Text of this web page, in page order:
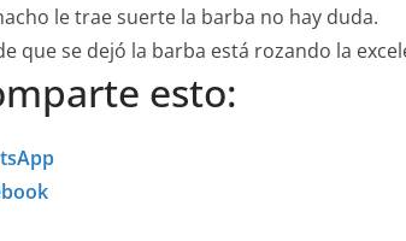
le trae suerte la barba no hay duda.
que se dejó la barba está rozando la
esto: